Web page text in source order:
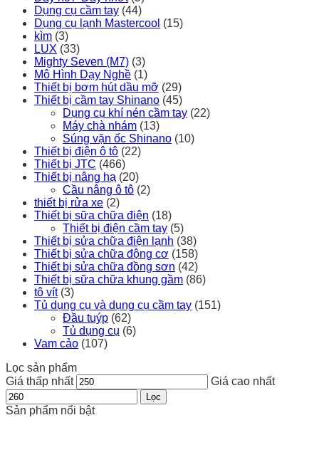
Dụng cụ cầm tay (44)
Dụng cụ lạnh Mastercool (15)
kìm (3)
LUX (33)
Mighty Seven (M7) (3)
Mô Hình Dạy Nghề (1)
Thiết bị bơm hút dầu mỡ (29)
Thiết bị cầm tay Shinano (45)
Dụng cụ khí nén cầm tay (22)
Máy chà nhám (13)
Súng vặn ốc Shinano (10)
Thiết bị điện ô tô (22)
Thiết bị JTC (466)
Thiết bị nâng hạ (20)
Cầu nâng ô tô (2)
thiết bị rửa xe (2)
Thiết bị sữa chữa điện (18)
Thiết bị điện cầm tay (5)
Thiết bị sửa chữa điện lạnh (38)
Thiết bị sửa chữa động cơ (158)
Thiết bị sửa chữa đồng sơn (42)
Thiết bị sữa chữa khung gầm (86)
tô vít (3)
Tủ dụng cụ và dụng cụ cầm tay (151)
Đầu tuýp (62)
Tủ dụng cụ (6)
Vam cảo (107)
Lọc sản phẩm
Giá thấp nhất
Giá cao nhất
Lọc
Sản phẩm nổi bật